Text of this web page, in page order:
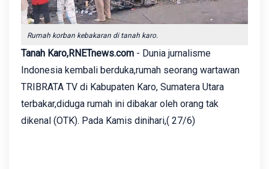
Rumah korban kebakaran di tanah karo.
Tanah Karo,RNETnews.com - Dunia jurnalisme
Indonesia kembali berduka,rumah seorang wartawan
TRIBRATA TV di Kabupaten Karo, Sumatera Utara
terbakar,diduga rumah ini dibakar oleh orang tak
dikenal (OTK). Pada Kamis dinihari,( 27/6)